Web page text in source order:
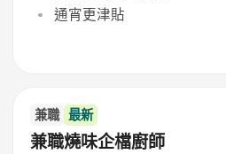
通宵更津貼
兼職 最新
兼職燒味企檔廚師